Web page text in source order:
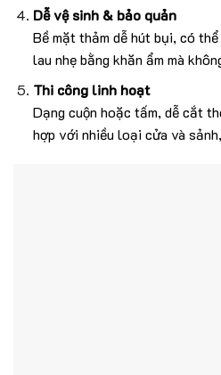
Dễ vệ sinh & bảo quản
Bề mặt thảm dễ hút bụi, có
lau nhẹ bằng khăn ẩm mà
Thi công linh hoạt
Dạng cuộn hoặc tấm, dễ cắt
hợp với nhiều loại cửa và